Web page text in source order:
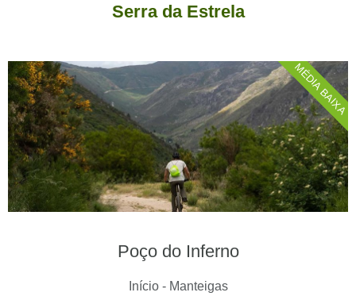
Serra da Estrela
Poço do Inferno
Início - Manteigas
MÉDIA BAIXA